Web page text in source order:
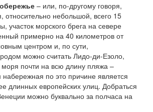
– или, по-другому говоря,
относительно небольшой, всего 15
участок морского брега на севере
примерно на 40 километров от
центром и, по сути,
можно считать Лидо-ди-Езоло,
моря почти на всю длину пляжа –
набережная по это причине является
длинных европейских улиц. Добраться
можно буквально за полчаса на